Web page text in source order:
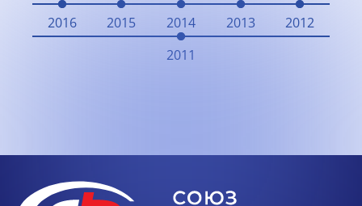
2016
2015 2014 2013
2012
2011